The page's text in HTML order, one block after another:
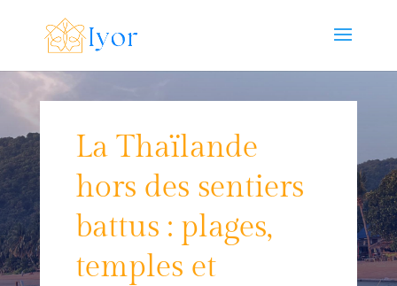
La Thaïlande
hors des sentiers
battus : plages,
temples et